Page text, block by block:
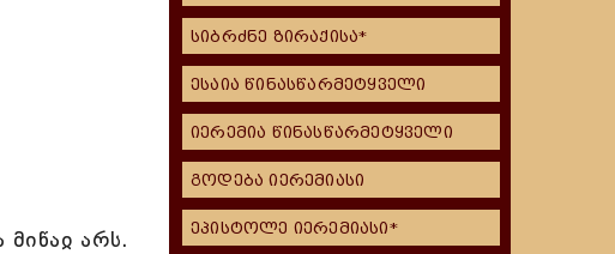
არს.
სიბრძნე ზირაქისა*
ესაია წინასწარმეტყველი
იერემია წინასწარმეტყველი
გოდება იერემიასი
ეპისტოლე იერემიასი*